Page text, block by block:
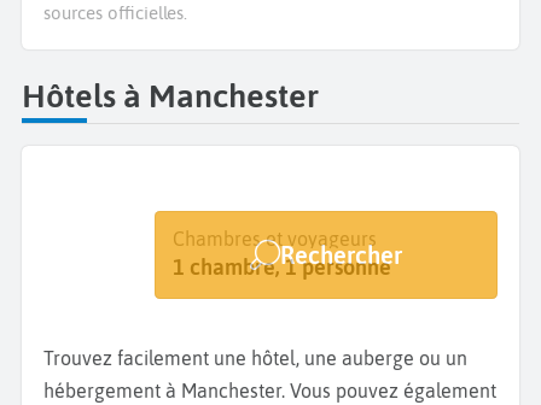
sources officielles.
Hôtels à Manchester
Destination
Manchester
Dates
Dates de votre séjour
Chambres et voyageurs
1 chambre, 1 personne
Rechercher
Trouvez facilement une hôtel, une auberge ou un
hébergement à Manchester. Vous pouvez également